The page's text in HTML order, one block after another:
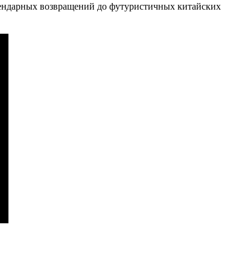
возвращений до футуристичных китайских